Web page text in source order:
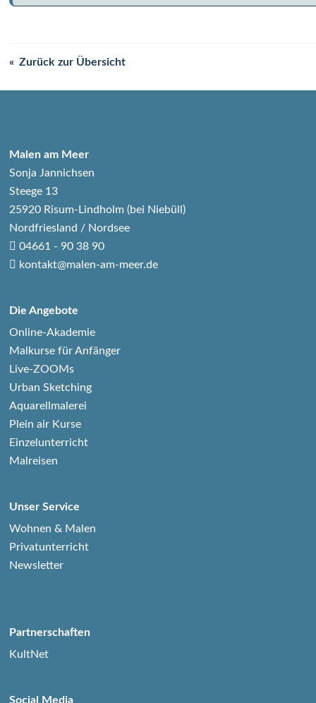
Zurück zur Übersicht
Malen am Meer
Sonja Jannichsen
Steege 13
25920 Risum-Lindholm (bei Niebüll)
Nordfriesland / Nordsee
04661 - 90 38 90
kontakt@malen-am-meer.de
Die Angebote
Online-Akademie
Malkurse für Anfänger
Live-ZOOMs
Urban Sketching
Aquarellmalerei
Plein air Kurse
Einzelunterricht
Malreisen
Unser Service
Wohnen & Malen
Privatunterricht
Newsletter
Partnerschaften
KultNet
Social Media